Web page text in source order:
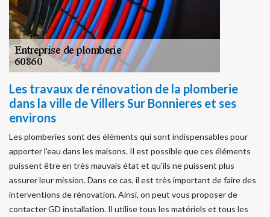
Les travaux de rénovation de la plomberie
dans la ville de Villers Sur Bonnieres et ses
environs
Les plomberies sont des éléments qui sont indispensables pour
apporter l'eau dans les maisons. Il est possible que ces éléments
puissent être en très mauvais état et qu'ils ne puissent plus
assurer leur mission. Dans ce cas, il est très important de faire des
interventions de rénovation. Ainsi, on peut vous proposer de
contacter GD installation. Il utilise tous les matériels et tous les